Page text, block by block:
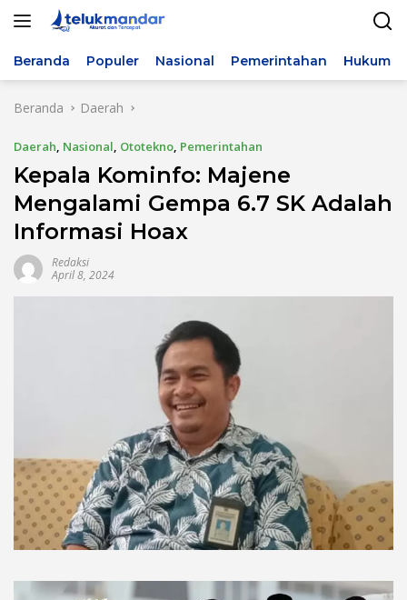
Beranda Populer Nasional Pemerintahan Hukum
Beranda Daerah
Daerah, Nasional, Ototekno, Pemerintahan
Kepala Kominfo: Majene
Mengalami Gempa 6.7 SK Adalah
Informasi Hoax
Redaksi
April 8, 2024